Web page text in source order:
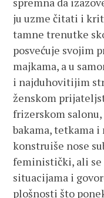
ju uzme čitati i
tamne trenutke
posvećuje svojim
majkama, a u
i najduhovitijim
ženskom
frizerskom
bakama, tetkama
konstruiše nose
feministički, ali
situacijama i
plošnosti što